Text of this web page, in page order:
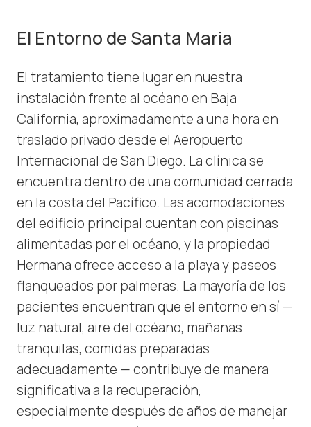
El Entorno de Santa Maria
El tratamiento tiene lugar en nuestra
instalación frente al océano en Baja
California, aproximadamente a una hora en
traslado privado desde el Aeropuerto
Internacional de San Diego. La clínica se
encuentra dentro de una comunidad cerrada
en la costa del Pacífico. Las acomodaciones
del edificio principal cuentan con piscinas
alimentadas por el océano, y la propiedad
Hermana ofrece acceso a la playa y paseos
flanqueados por palmeras. La mayoría de los
pacientes encuentran que el entorno en sí —
luz natural, aire del océano, mañanas
tranquilas, comidas preparadas
adecuadamente — contribuye de manera
significativa a la recuperación,
especialmente después de años de manejar